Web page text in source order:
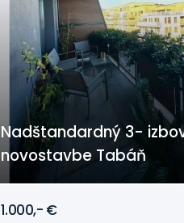
Nadštandardný 3-
novostavbe Tabáň
1.000,- €